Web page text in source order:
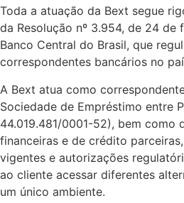
Toda a atuação da Bext segue
da Resolução nº 3.954, de 24 de
Banco Central do Brasil, que
correspondentes bancários no
A Bext atua como
Sociedade de Empréstimo entre
44.019.481/0001-52), bem como
financeiras e de crédito
vigentes e autorizações
ao cliente acessar diferentes
um único ambiente.